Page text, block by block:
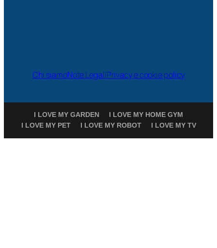
Chi siamoNote LegaliPrivacy e cookie policy
I LOVE MY GARDEN
I LOVE MY HOME GYM
I LOVE MY PET
I LOVE MY ROBOT I LOVE MY TV